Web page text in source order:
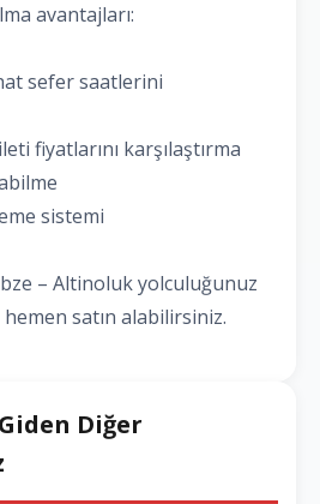
avantajları:
sefer saatlerini
fiyatlarını karşılaştırma
sistemi
– Altinoluk yolculuğunuz
satın alabilirsiniz.
Diğer